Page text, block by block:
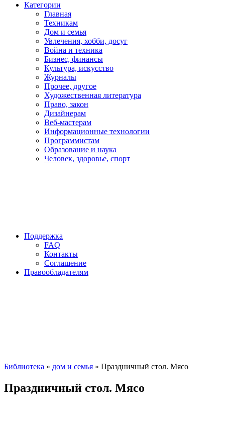
Категории
Главная
Техникам
Дом и семья
Увлечения, хобби, досуг
Война и техника
Бизнес, финансы
Культура, искусство
Журналы
Прочее, другое
Художественная литература
Право, закон
Дизайнерам
Веб-мастерам
Информационные технологии
Программистам
Образование и наука
Человек, здоровье, спорт
Поддержка
FAQ
Контакты
Соглашение
Правообладателям
Библиотека » дом и семья » Праздничный стол. Мясо
Праздничный стол. Мясо